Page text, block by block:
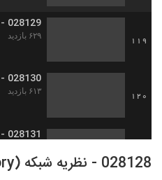
119
028129 - نظریه شبکه (Network Theory)
۶۲۹ بازدید
120
028130 - نظریه شبکه (Network Theory)
۶۱۳ بازدید
028131 - نظریه شبکه (Network Theory)
028128 - نظریه شبکه (Network Theory)